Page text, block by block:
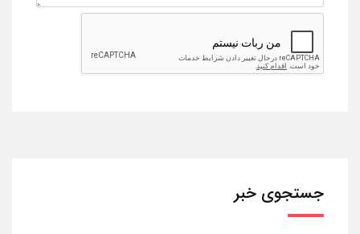
جستجوی خبر